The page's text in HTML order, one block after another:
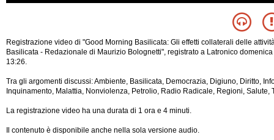
Registrazione video di "Good Morning Basilicata: Gli effetti collaterali delle
Basilicata - Redazionale di Maurizio Bolognetti", registrato a Latronico
13:26.
Tra gli argomenti discussi: Ambiente, Basilicata, Democrazia, Digiuno, Diritto,
Inquinamento, Malattia, Nonviolenza, Petrolio, Radio Radicale, Regioni, Salute,
La registrazione video ha una durata di 1 ora e 4 minuti.
Il contenuto è disponibile anche nella sola versione audio.